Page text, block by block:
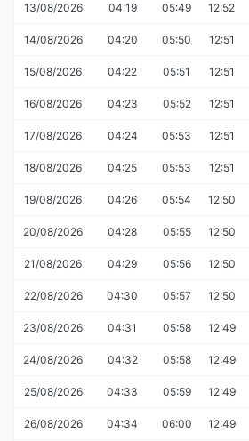
13/08/2026 04:19 05:49 12:52
14/08/2026 04:20 05:50 12:51
15/08/2026 04:22 05:51 12:51
16/08/2026 04:23 05:52 12:51
17/08/2026 04:24 05:53 12:51
18/08/2026 04:25 05:53 12:51
19/08/2026 04:26 05:54 12:50
20/08/2026 04:28 05:55 12:50
21/08/2026 04:29 05:56 12:50
22/08/2026 04:30 05:57 12:50
23/08/2026 04:31 05:58 12:49
24/08/2026 04:32 05:58 12:49
25/08/2026 04:33 05:59 12:49
26/08/2026 04:34 06:00 12:49